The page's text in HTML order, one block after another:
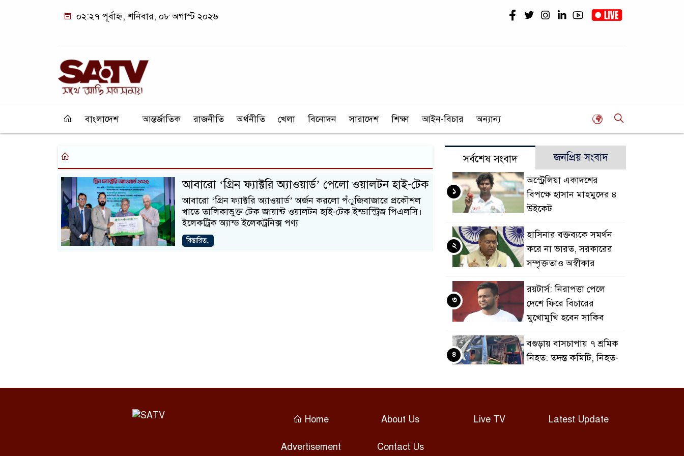
০২:২৭ পূর্বাহ্ন, শনিবার, ০৮ অগাস্ট ২০২৬
বাংলাদেশ আন্তর্জাতিক রাজনীতি অর্থনীতি খেলা বিনোদন সারাদেশ শিক্ষা আইন-বিচার অন্যান্য
আবারো ‘গ্রিন ফ্যাক্টরি অ্যাওয়ার্ড’ পেলো ওয়ালটন হাই-টেক
আবারো ‘গ্রিন ফ্যাক্টরি অ্যাওয়ার্ড’ অর্জন করলো পঁুজিবাজারে প্রকৌশল
খাতে তালিকাভুক্ত টেক জায়ান্ট ওয়ালটন হাই-টেক ইন্ডাস্ট্রিজ পিএলসি।
ইলেকট্রিক অ্যান্ড ইলেকট্রনিক্স পণ্য
বিস্তারিত..
সর্বশেষ সংবাদ জনপ্রিয় সংবাদ
অস্ট্রেলিয়া একাদশের
বিপক্ষে হাসান মাহমুদের ৪
উইকেট
১
হাসিনার বক্তব্যকে সমর্থন
করে না ভারত, সরকারের
সম্পৃক্ততাও অস্বীকার
২
রয়টার্স: নিরাপত্তা পেলে
দেশে ফিরে বিচারের
মুখোমুখি হবেন সাকিব
৩
বগুড়ায় বাসচাপায় ৭ শ্রমিক
নিহত: তদন্ত কমিটি, নিহত-
৪
অভিযোগ নাহিদ ইসলামের
Home About Us Live TV Latest Update
Advertisement Contact Us